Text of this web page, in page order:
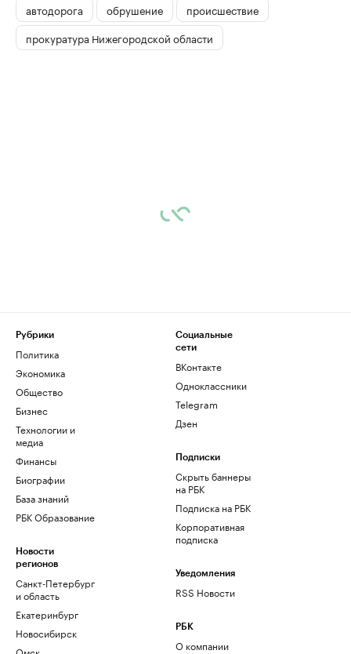
автодорога обрушение
происшествие
прокуратура Нижегородской области
Рубрики
Политика
Экономика
Общество
Бизнес
Технологии и
медиа
Финансы
Биографии
База знаний
РБК Образование
Новости
регионов
Санкт-Петербург
и область
Екатеринбург
Новосибирск
Социальные
сети
ВКонтакте
Одноклассники
Telegram
Дзен
Подписки
Скрыть баннеры
на РБК
Подписка на РБК
Корпоративная
подписка
Уведомления
RSS Новости
РБК
О компании